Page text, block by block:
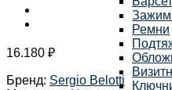
Ремни
16.180 ₽
Бренд: Sergio Belotti